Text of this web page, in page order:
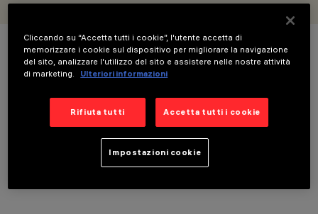
COLORE
DATI TECNICI
Cliccando su “Accetta tutti i cookie”, l'utente accetta di
memorizzare i cookie sul dispositivo per migliorare la navigazione
del sito, analizzare l'utilizzo del sito e assistere nelle nostre attività
di marketing.
Ulteriori informazioni
Rifiuta tutti Accetta tutti i cookie
Impostazioni cookie